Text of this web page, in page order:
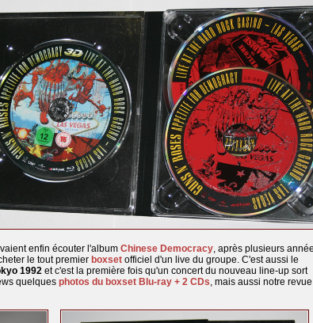
enfin écouter l'album Chinese Democracy , après plusieurs
le tout premier boxset officiel d'un live du groupe. C'est aussi le
1992 et c'est la première fois qu'un concert du nouveau line-up sort
quelques photos du boxset Blu-ray + 2 CDs , mais aussi notre revue